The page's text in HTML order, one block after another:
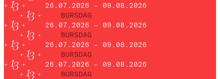
26.07.2026 – 09.08.2026
BURSDAG
26.07.2026 – 09.08.2026
BURSDAG
26.07.2026 – 09.08.2026
BURSDAG
26.07.2026 – 09.08.2026
BURSDAG